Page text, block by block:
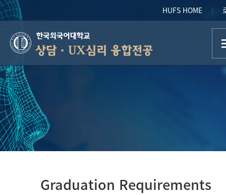
HUFS HOME
상담·UX심리 융합전공
Graduation Requirements